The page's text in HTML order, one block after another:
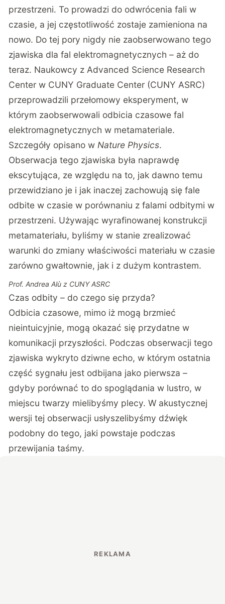
przestrzeni. To prowadzi do odwrócenia fali w
czasie, a jej częstotliwość zostaje zamieniona na
nowo. Do tej pory nigdy nie zaobserwowano tego
zjawiska dla fal elektromagnetycznych – aż do
teraz. Naukowcy z Advanced Science Research
Center w CUNY Graduate Center (CUNY ASRC)
przeprowadzili przełomowy eksperyment, w
którym zaobserwowali odbicia czasowe fal
elektromagnetycznych w metamateriale.
Szczegóły opisano w Nature Physics.
Obserwacja tego zjawiska była naprawdę
ekscytująca, ze względu na to, jak dawno temu
przewidziano je i jak inaczej zachowują się fale
odbite w czasie w porównaniu z falami odbitymi w
przestrzeni. Używając wyrafinowanej konstrukcji
metamateriału, byliśmy w stanie zrealizować
warunki do zmiany właściwości materiału w czasie
zarówno gwałtownie, jak i z dużym kontrastem.
Prof. Andrea Alù z CUNY ASRC
Czas odbity – do czego się przyda?
Odbicia czasowe, mimo iż mogą brzmieć
nieintuicyjnie, mogą okazać się przydatne w
komunikacji przyszłości. Podczas obserwacji tego
zjawiska wykryto dziwne echo, w którym ostatnia
część sygnału jest odbijana jako pierwsza –
gdyby porównać to do spoglądania w lustro, w
miejscu twarzy mielibyśmy plecy. W akustycznej
wersji tej obserwacji usłyszelibyśmy dźwięk
podobny do tego, jaki powstaje podczas
przewijania taśmy.